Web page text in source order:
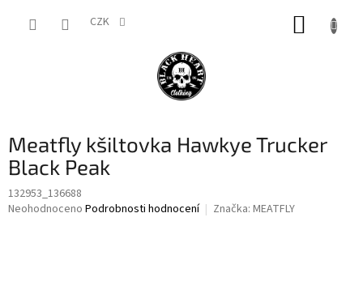
CZK
Meatfly kšiltovka Hawkye Trucker
Black Peak
132953_136688
Průměrné
Neohodnoceno Podrobnosti hodnocení Značka: MEATFLY